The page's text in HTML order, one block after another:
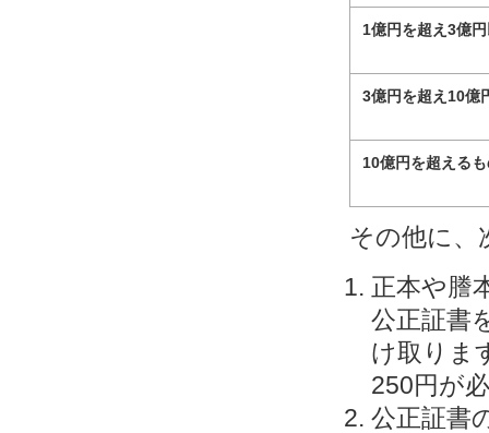
1億円を超え3億
3億円を超え10億
10億円を超える
その他に、
正本や謄
公正証書
け取りま
250円が
公正証書